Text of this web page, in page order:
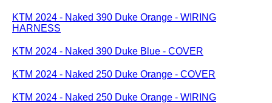
KTM 2024 - Naked 390 Duke Orange - WIRING
HARNESS
KTM 2024 - Naked 390 Duke Blue - COVER
KTM 2024 - Naked 250 Duke Orange - COVER
KTM 2024 - Naked 250 Duke Orange - WIRING